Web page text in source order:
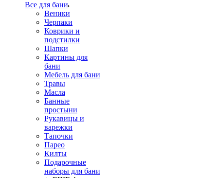
Все для бани
Веники
Черпаки
Коврики и
подстилки
Шапки
Картины для
бани
Мебель для бани
Травы
Масла
Банные
простыни
Рукавицы и
варежки
Тапочки
Парео
Килты
Подарочные
наборы для бани